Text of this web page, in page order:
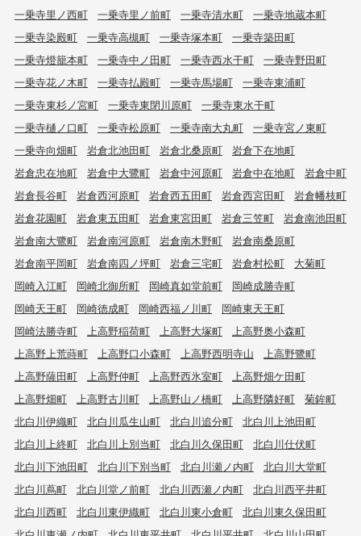
一乗寺里ノ西町
一乗寺里ノ前町 一乗寺清水町
一乗寺地蔵本町
一乗寺染殿町
一乗寺高槻町 一乗寺塚本町
一乗寺築田町
一乗寺燈籠本町
一乗寺中ノ田町 一乗寺西水干町
一乗寺野田町
一乗寺花ノ木町
一乗寺払殿町 一乗寺馬場町
一乗寺東浦町
一乗寺東杉ノ宮町
一乗寺東閉川原町
一乗寺東水干町
一乗寺樋ノ口町
一乗寺松原町 一乗寺南大丸町
一乗寺宮ノ東町
一乗寺向畑町
岩倉北池田町 岩倉北桑原町
岩倉下在地町
岩倉忠在地町
岩倉中大鷺町 岩倉中河原町 岩倉中在地町
岩倉中町
岩倉長谷町
岩倉西河原町 岩倉西五田町 岩倉西宮田町
岩倉幡枝町
岩倉花園町
岩倉東五田町 岩倉東宮田町 岩倉三笠町
岩倉南池田町
岩倉南大鷺町
岩倉南河原町 岩倉南木野町
岩倉南桑原町
岩倉南平岡町
岩倉南四ノ坪町 岩倉三宅町 岩倉村松町
大菊町
岡崎入江町
岡崎北御所町 岡崎真如堂前町
岡崎成勝寺町
岡崎天王町
岡崎徳成町 岡崎西福ノ川町
岡崎東天王町
岡崎法勝寺町
上高野稲荷町 上高野大塚町
上高野奥小森町
上高野上荒蒔町
上高野口小森町 上高野西明寺山
上高野鷺町
上高野薩田町
上高野仲町 上高野西氷室町
上高野畑ケ田町
上高野畑町
上高野古川町 上高野山ノ橋町 上高野隣好町
菊鉾町
北白川伊織町
北白川瓜生山町 北白川追分町
北白川上池田町
北白川上終町
北白川上別当町 北白川久保田町
北白川仕伏町
北白川下池田町
北白川下別当町 北白川瀬ノ内町
北白川大堂町
北白川蔦町
北白川堂ノ前町 北白川西瀬ノ内町
北白川西平井町
北白川西町
北白川東伊織町 北白川東小倉町
北白川東久保田町